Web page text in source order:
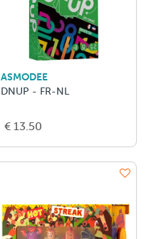
ASMODEE
DNUP - FR-NL
€ 13.50